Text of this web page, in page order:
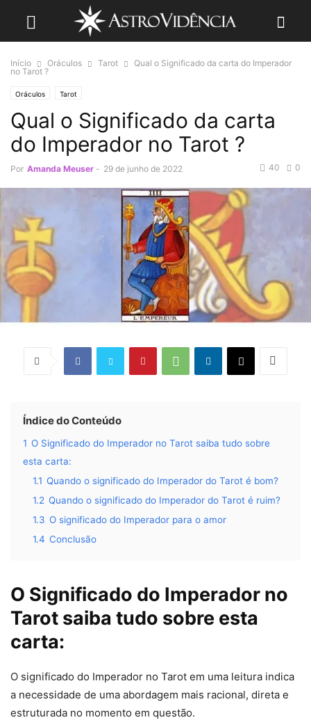
Início Oráculos Tarot
Qual o Significado da carta do Imperador
no Tarot ?
Oráculos Tarot
Qual o Significado da carta
do Imperador no Tarot ?
Por Amanda Meuser - 29 de junho de 2022 0
40
Índice do Conteúdo
1 O Significado do Imperador no Tarot saiba tudo sobre
esta carta:
1.1 Quando o significado do Imperador do Tarot é bom?
1.2 Quando o significado do Imperador do Tarot é ruim?
1.3 O significado do Imperador para o amor
1.4 Conclusão
O Significado do Imperador no
Tarot saiba tudo sobre esta
carta:
O significado do Imperador no Tarot em uma leitura indica
a necessidade de uma abordagem mais racional, direta e
estruturada no momento em questão.